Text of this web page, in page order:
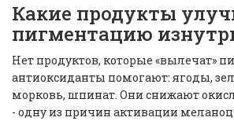
Какие продукты
пигментацию
Нет продуктов, которые «вылечат»
антиоксиданты помогают: ягоды,
морковь, шпинат. Они снижают
- одну из причин активации